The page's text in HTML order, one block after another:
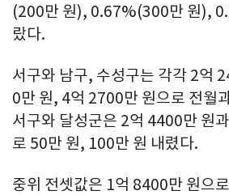
(200만 원), 0.67%(300만 원),
랐다.
서구와 남구, 수성구는 각각 2억
0만 원, 4억 2700만 원으로 전월
서구와 달성군은 2억 4400만 원
로 50만 원, 100만 원 내렸다.
중위 전셋값은 1억 8400만 원으